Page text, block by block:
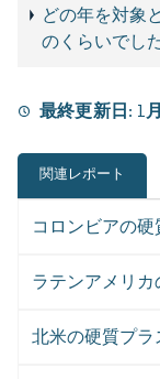
どの年を対象
のくらいでし
最終更新日: 1
関連レポート
コロンビアの
ラテンアメリ
北米の硬質プラ